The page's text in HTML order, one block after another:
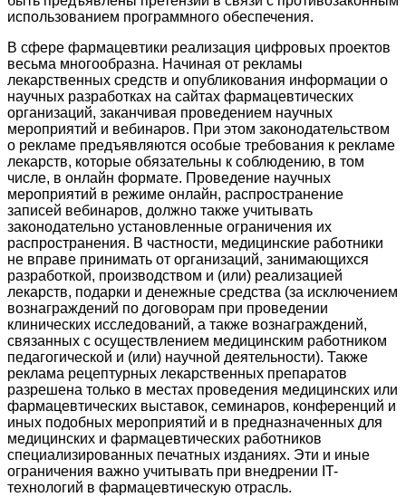
использованием программного обеспечения.
В сфере фармацевтики реализация цифровых проектов
весьма многообразна. Начиная от рекламы
лекарственных средств и опубликования информации о
научных разработках на сайтах фармацевтических
организаций, заканчивая проведением научных
мероприятий и вебинаров. При этом законодательством
о рекламе предъявляются особые требования к рекламе
лекарств, которые обязательны к соблюдению, в том
числе, в онлайн формате. Проведение научных
мероприятий в режиме онлайн, распространение
записей вебинаров, должно также учитывать
законодательно установленные ограничения их
распространения. В частности, медицинские работники
не вправе принимать от организаций, занимающихся
разработкой, производством и (или) реализацией
лекарств, подарки и денежные средства (за исключением
вознаграждений по договорам при проведении
клинических исследований, а также вознаграждений,
связанных с осуществлением медицинским работником
педагогической и (или) научной деятельности). Также
реклама рецептурных лекарственных препаратов
разрешена только в местах проведения медицинских или
фармацевтических выставок, семинаров, конференций и
иных подобных мероприятий и в предназначенных для
медицинских и фармацевтических работников
специализированных печатных изданиях. Эти и иные
ограничения важно учитывать при внедрении IT-
технологий в фармацевтическую отрасль.